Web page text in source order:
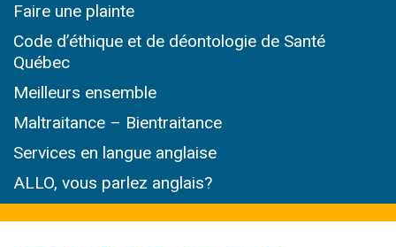
Faire une plainte
Code d’éthique et de déontologie de Santé
Québec
Meilleurs ensemble
Maltraitance – Bientraitance
Services en langue anglaise
ALLO, vous parlez anglais?